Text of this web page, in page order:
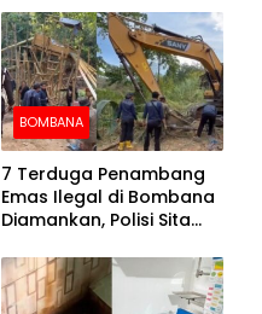
BOMBANA
7 Terduga Penambang
Emas Ilegal di Bombana
Diamankan, Polisi Sita
Crusher